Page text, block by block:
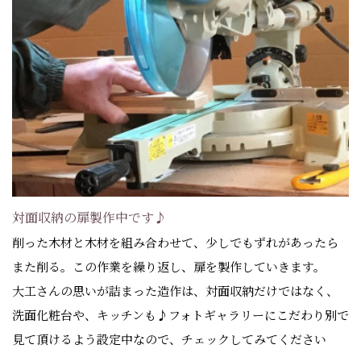
対面収納の扉製作中です♪
削った木材と木材を組み合わせて、少しでもずれがあったら
また削る。この作業を繰り返し、扉を製作していきます。
大工さんの思いが詰まった造作は、対面収納だけではなく、
洗面化粧台や、キッチンも♪フォトギャラリーにこだわり別で
見て頂けるよう設定中なので、チェックしてみてください